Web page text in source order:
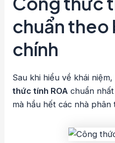
chuẩn theo
chính
Sau khi hiểu về khái
thức tính ROA chuẩn
mà hầu hết các nhà phân